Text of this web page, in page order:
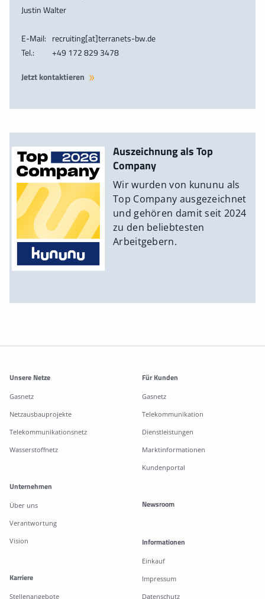
Justin Walter
E-Mail: recruiting[at]terranets-bw.de
Tel.:
+49 172 829 3478
Jetzt kontaktieren
Auszeichnung als Top
Company
Wir wurden von kununu als
Top Company ausgezeichnet
und gehören damit seit 2024
zu den beliebtesten
Arbeitgebern.
Weitere Informationen
Unsere Netze
Gasnetz
Netzausbauprojekte
Telekommunikationsnetz
Wasserstoffnetz
Für Kunden
Gasnetz
Telekommunikation
Dienstleistungen
Marktinformationen
Kundenportal
Unternehmen
Über uns
Verantwortung
Vision
Karriere
Stellenangebote
Newsroom
Informationen
Einkauf
Impressum
Datenschutz